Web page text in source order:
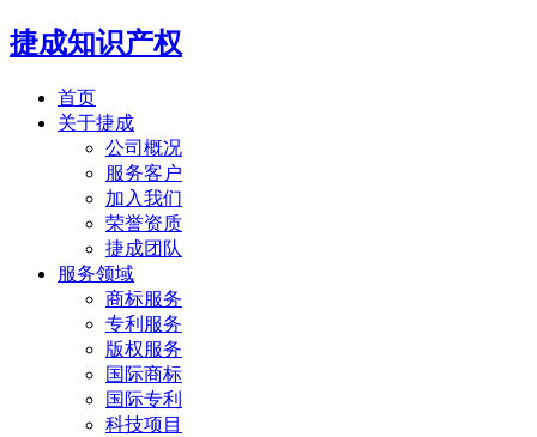
捷成知识产权
首页
关于捷成
公司概况
服务客户
加入我们
荣誉资质
捷成团队
服务领域
商标服务
专利服务
版权服务
国际商标
国际专利
科技项目